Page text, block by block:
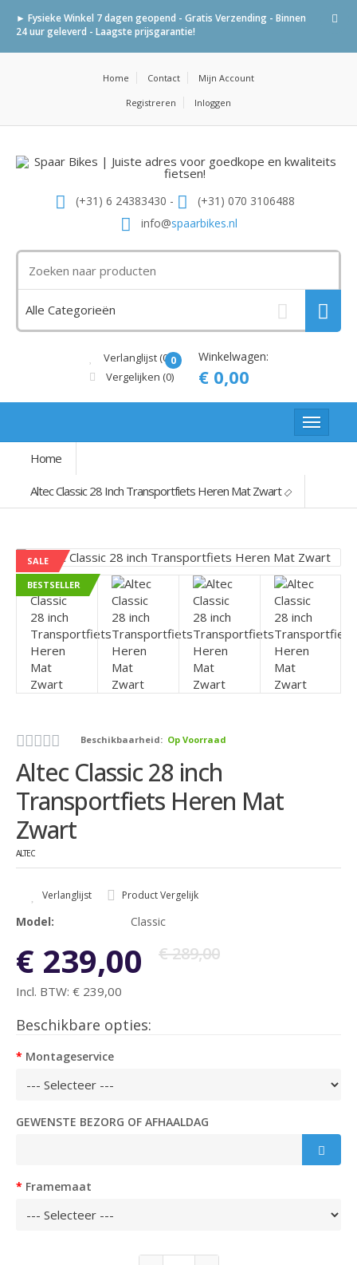
► Fysieke Winkel 7 dagen geopend - Gratis Verzending - Binnen
24 uur geleverd - Laagste prijsgarantie!
Home Contact Mijn Account
Registreren Inloggen
(+31) 6 24383430 -
(+31) 070 3106488
info@spaarbikes.nl
Verlanglijst (0)
Vergelijken (0)
0 Winkelwagen:
€ 0,00
Home
Altec Classic 28 Inch Transportfiets Heren Mat Zwart
SALE
BESTSELLER
Beschikbaarheid: Op Voorraad
Altec Classic 28 inch
Transportfiets Heren Mat
Zwart
ALTEC
Verlanglijst Product Vergelijk
Model: Classic
€ 239,00 € 289,00
Incl. BTW: € 239,00
Beschikbare opties:
Montageservice
GEWENSTE BEZORG OF AFHAALDAG
Framemaat